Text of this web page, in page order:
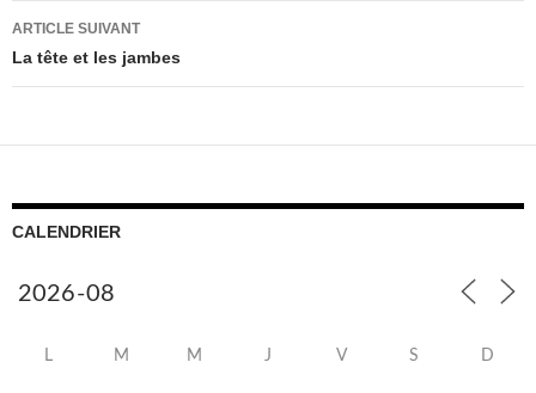
articles
ARTICLE SUIVANT
La tête et les jambes
CALENDRIER
L M M J V S D